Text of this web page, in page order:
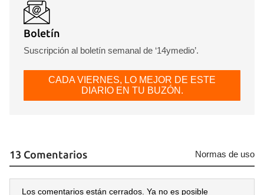
Boletín
Suscripción al boletín semanal de ‘14ymedio’.
CADA VIERNES, LO MEJOR DE ESTE
DIARIO EN TU BUZÓN.
13 Comentarios Normas de uso
Los comentarios están cerrados. Ya no es posible